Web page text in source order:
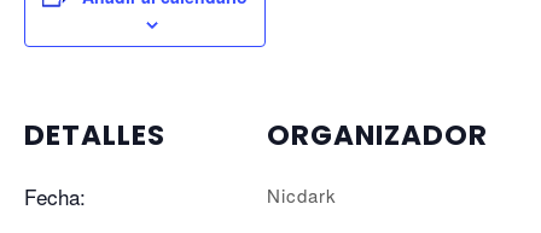
DETALLES
Fecha:
ORGANIZADOR
Nicdark